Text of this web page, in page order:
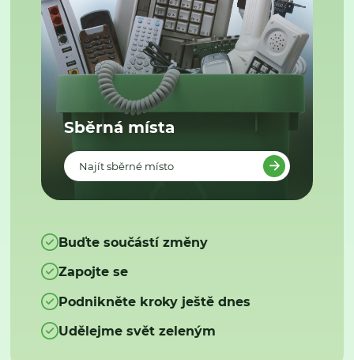
Sběrná místa
Najít sběrné místo
Buďte součástí změny
Zapojte se
Podnikněte kroky ještě dnes
Udělejme svět zeleným